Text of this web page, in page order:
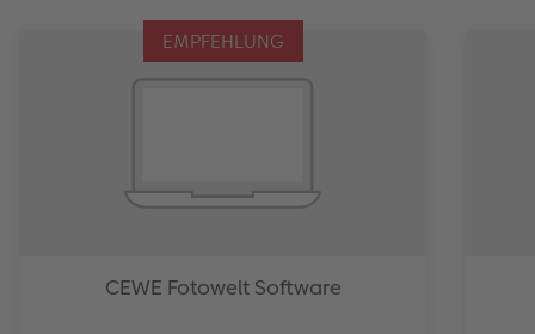
EMPFEHLUNG
CEWE Fotowelt Software